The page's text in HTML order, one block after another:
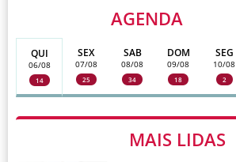
AGENDA
QUI
06/08
14
SEX
07/08
25
SAB
08/08
34
DOM
09/08
18
SEG
10/08
2
MAIS LIDAS